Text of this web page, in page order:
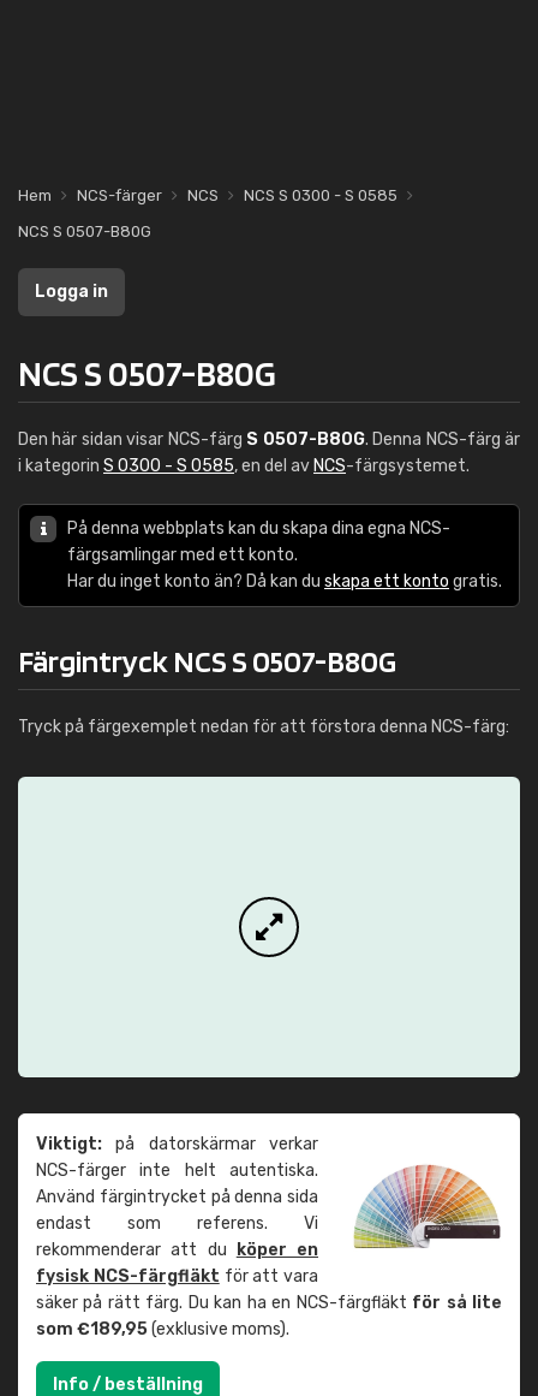
Hem NCS-färger NCS
NCS S 0300 - S 0585
NCS S 0507-B80G
Logga in
NCS S 0507-B80G
Den här sidan visar NCS-färg S 0507-B80G. Denna NCS-färg är
i kategorin S 0300 - S 0585, en del av NCS-färgsystemet.
På denna webbplats kan du skapa dina egna NCS-
färgsamlingar med ett konto.
Har du inget konto än? Då kan du skapa ett konto gratis.
Färgintryck NCS S 0507-B80G
Tryck på färgexemplet nedan för att förstora denna NCS-färg:
Viktigt: på datorskärmar verkar
NCS-färger inte helt autentiska.
Använd färgintrycket på denna sida
endast som referens. Vi
rekommenderar att du
köper en
fysisk NCS-färgfläkt för att vara
säker på rätt färg. Du kan ha en NCS-färgfläkt för så lite
som €189,95(exklusive moms).
Info / beställning